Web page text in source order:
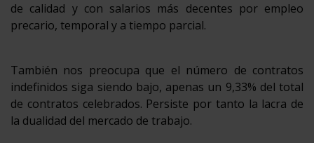
de calidad y con salarios más decentes por empleo
precario, temporal y a tiempo parcial.
También nos preocupa que el número de contratos
indefinidos siga siendo bajo, apenas un 9,33% del total
de contratos celebrados. Persiste por tanto la lacra de
la dualidad del mercado de trabajo.